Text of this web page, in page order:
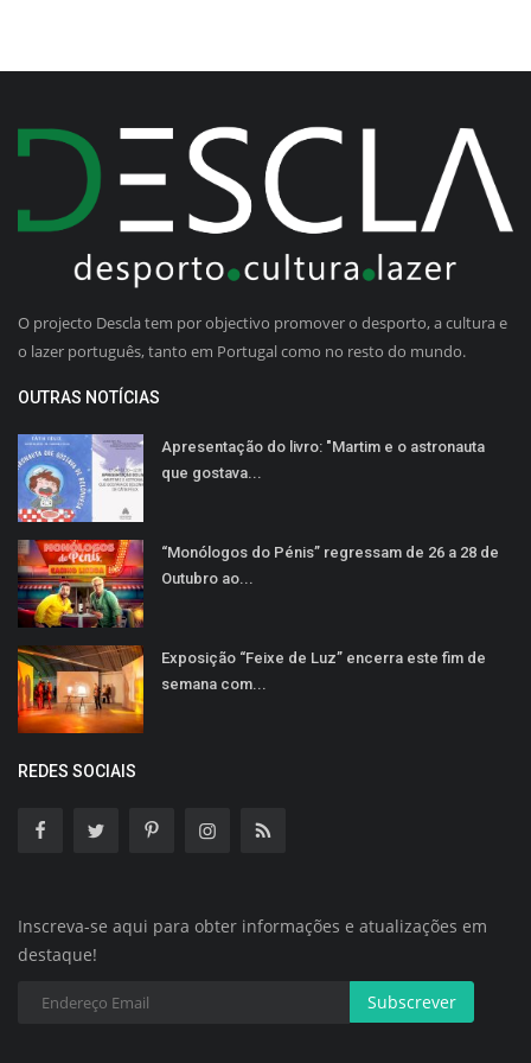
O projecto Descla tem por objectivo promover o desporto, a cultura e
o lazer português, tanto em Portugal como no resto do mundo.
OUTRAS NOTÍCIAS
Apresentação do livro: "Martim e o astronauta
que gostava...
“Monólogos do Pénis” regressam de 26 a 28 de
Outubro ao...
Exposição “Feixe de Luz” encerra este fim de
semana com...
REDES SOCIAIS
Inscreva-se aqui para obter informações e atualizações em
destaque!
Subscrever